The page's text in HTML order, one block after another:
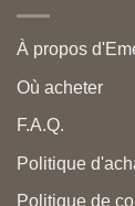
À propos
Où acheter
F.A.Q.
Politique
Politique de